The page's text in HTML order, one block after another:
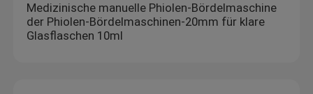
Medizinische manuelle Phiolen-Bördelmaschine
der Phiolen-Bördelmaschinen-20mm für klare
Glasflaschen 10ml